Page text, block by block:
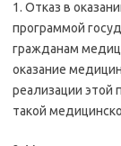
1. Отказ в
программой
гражданам
оказание
реализации этой
такой